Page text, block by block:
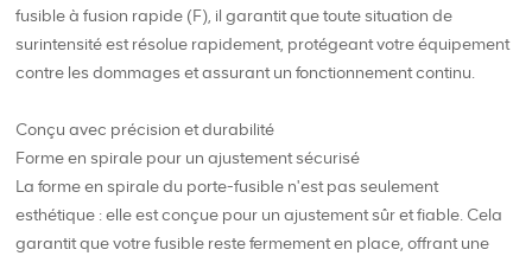
fusible à fusion rapide (F), il garantit que toute situation de
surintensité est résolue rapidement, protégeant votre équipement
contre les dommages et assurant un fonctionnement continu.
Conçu avec précision et durabilité
Forme en spirale pour un ajustement sécurisé
La forme en spirale du porte-fusible n'est pas seulement
esthétique : elle est conçue pour un ajustement sûr et fiable. Cela
garantit que votre fusible reste fermement en place, offrant une